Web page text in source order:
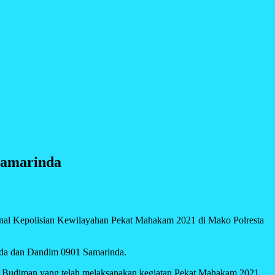
Kepolisian Kewilayahan Pekat Mahakam 2021 di Mako Polresta
dan Dandim 0901 Samarinda.
yang telah melaksanakan kegiatan Pekat Mahakam 2021,